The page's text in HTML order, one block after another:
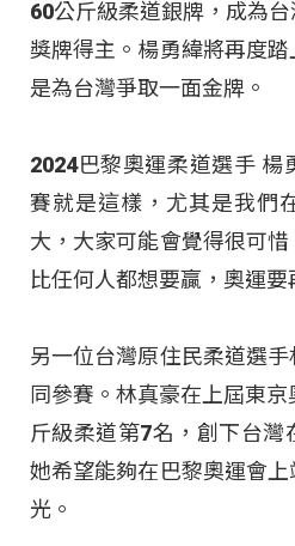
60公斤級柔道銀牌，成為
獎牌得主。楊勇緯將再度
是為台灣爭取一面金牌。
2024巴黎奧運柔道選手 楊
賽就是這樣，尤其是我們
大，大家可能會覺得很可
比任何人都想要贏，奧運要
另一位台灣原住民柔道選
同參賽。林真豪在上屆東
斤級柔道第7名，創下台灣
她希望能夠在巴黎奧運會
光。